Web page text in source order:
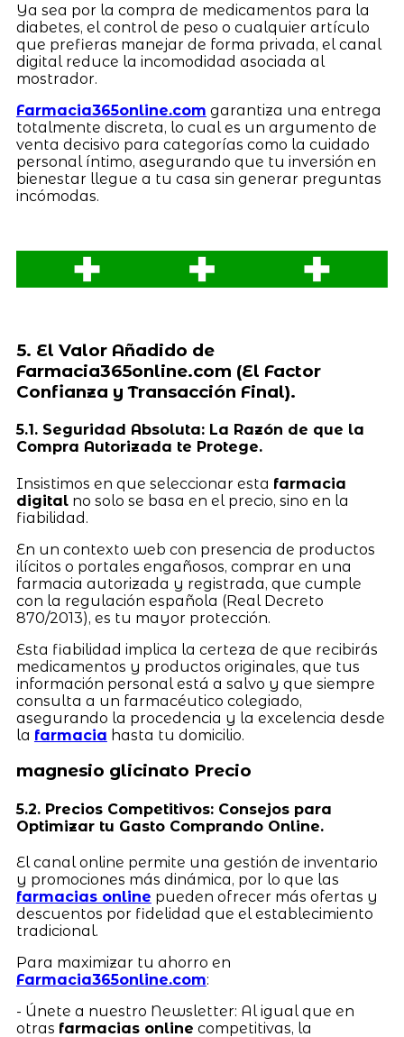
Ya sea por la compra de medicamentos para la
diabetes, el control de peso o cualquier artículo
que prefieras manejar de forma privada, el canal
digital reduce la incomodidad asociada al
mostrador.
Farmacia365online.com garantiza una entrega
totalmente discreta, lo cual es un argumento de
venta decisivo para categorías como la cuidado
personal íntimo, asegurando que tu inversión en
bienestar llegue a tu casa sin generar preguntas
incómodas.
5. El Valor Añadido de
Farmacia365online.com (El Factor
Confianza y Transacción Final).
5.1. Seguridad Absoluta: La Razón de que la
Compra Autorizada te Protege.
Insistimos en que seleccionar esta farmacia
digitalno solo se basa en el precio, sino en la
fiabilidad.
En un contexto web con presencia de productos
ilícitos o portales engañosos, comprar en una
farmacia autorizada y registrada, que cumple
con la regulación española (Real Decreto
870/2013), es tu mayor protección.
Esta fiabilidad implica la certeza de que recibirás
medicamentos y productos originales, que tus
información personal está a salvo y que siempre
consulta a un farmacéutico colegiado,
asegurando la procedencia y la excelencia desde
la farmacia hasta tu domicilio.
magnesio glicinato Precio
5.2. Precios Competitivos: Consejos para
Optimizar tu Gasto Comprando Online.
El canal online permite una gestión de inventario
y promociones más dinámica, por lo que las
farmacias online pueden ofrecer más ofertas y
descuentos por fidelidad que el establecimiento
tradicional.
Para maximizar tu ahorro en
Farmacia365online.com:
- Únete a nuestro Newsletter: Al igual que en
otras farmacias online competitivas, la